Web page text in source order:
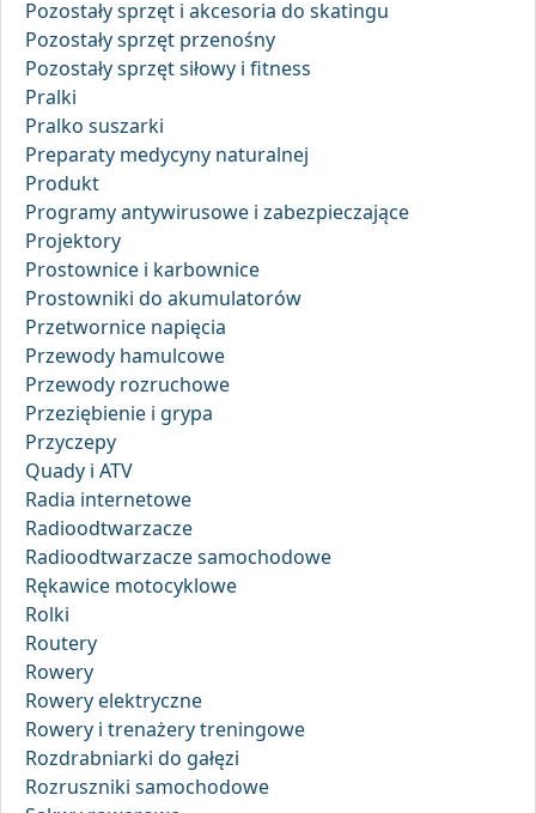
Pozostały sprzęt i akcesoria do skatingu
Pozostały sprzęt przenośny
Pozostały sprzęt siłowy i fitness
Pralki
Pralko suszarki
Preparaty medycyny naturalnej
Produkt
Programy antywirusowe i zabezpieczające
Projektory
Prostownice i karbownice
Prostowniki do akumulatorów
Przetwornice napięcia
Przewody hamulcowe
Przewody rozruchowe
Przeziębienie i grypa
Przyczepy
Quady i ATV
Radia internetowe
Radioodtwarzacze
Radioodtwarzacze samochodowe
Rękawice motocyklowe
Rolki
Routery
Rowery
Rowery elektryczne
Rowery i trenażery treningowe
Rozdrabniarki do gałęzi
Rozruszniki samochodowe